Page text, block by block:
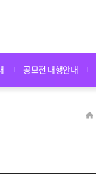
공모전 대행안내